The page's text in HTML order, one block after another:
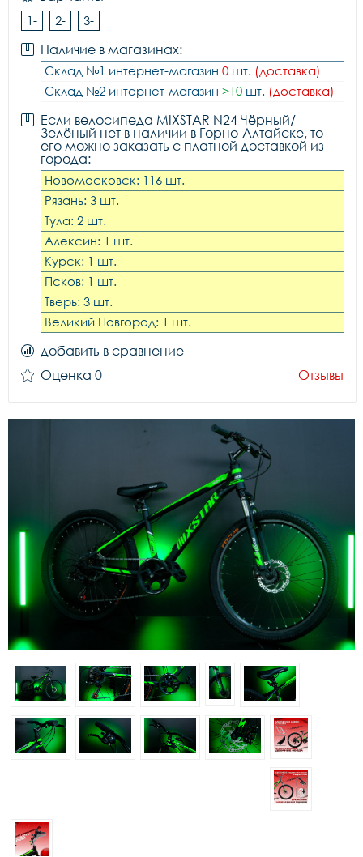
1- 2- 3-
Наличие в магазинах:
Склад №1 интернет-магазин 0 шт. (доставка)
Склад №2 интернет-магазин >10 шт. (доставка)
Если велосипеда MIXSTAR N24 Чёрный/
Зелёный нет в наличии в Горно-Алтайске, то
его можно заказать с платной доставкой из
города:
Новомосковск: 116 шт.
Рязань: 3 шт.
Тула: 2 шт.
Алексин: 1 шт.
Курск: 1 шт.
Псков: 1 шт.
Тверь: 3 шт.
Великий Новгород: 1 шт.
добавить в сравнение
Оценка 0
Отзывы